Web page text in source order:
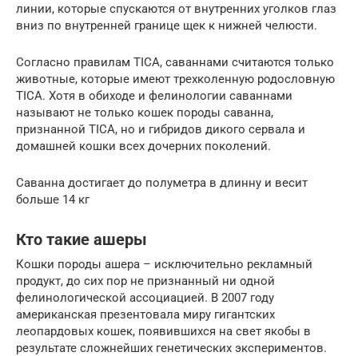
линии, которые спускаются от внутренних уголков глаз
вниз по внутренней границе щек к нижней челюсти.
Согласно правилам TICA, саваннами считаются только
животные, которые имеют трехколенную родословную
TICA. Хотя в обиходе и фелинологии саваннами
называют не только кошек породы саванна,
признанной TICA, но и гибридов дикого сервала и
домашней кошки всех дочерних поколений.
Саванна достигает до полуметра в длинну и весит
больше 14 кг
Кто такие ашеры
Кошки породы ашера – исключительно рекламный
продукт, до сих пор не признанный ни одной
фелинологической ассоциацией. В 2007 году
американская презентовала миру гигантских
леопардовых кошек, появившихся на свет якобы в
результате сложнейших генетических экспериментов.